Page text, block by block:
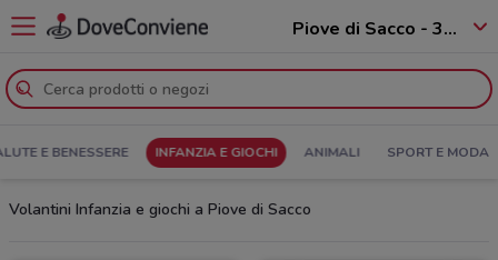
Piove di Sacco - 35028
E BENESSERE INFANZIA E GIOCHI ANIMALI SPORT E MODA
Volantini Infanzia e giochi a Piove di Sacco